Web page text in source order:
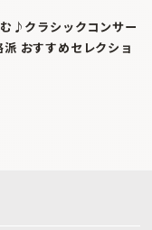
♪クラシックコンサー
おすすめセレクショ